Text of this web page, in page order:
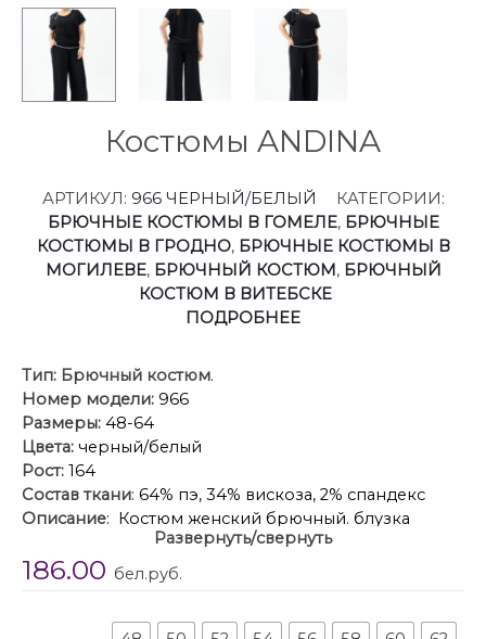
Костюмы ANDINA
АРТИКУЛ: 966 ЧЕРНЫЙ/БЕЛЫЙ
КАТЕГОРИИ:
БРЮЧНЫЕ КОСТЮМЫ В ГОМЕЛЕ, БРЮЧНЫЕ
КОСТЮМЫ В ГРОДНО, БРЮЧНЫЕ КОСТЮМЫ В
МОГИЛЕВЕ, БРЮЧНЫЙ КОСТЮМ, БРЮЧНЫЙ
КОСТЮМ В ВИТЕБСКЕ
ПОДРОБНЕЕ
Тип: Брючный костюм.
Номер модели: 966
Размеры: 48-64
Цвета: черный/белый
Рост: 164
Состав ткани: 64% пэ, 34% вискоза, 2% спандекс
Описание: Костюм женский брючный. блузка
прямого силуэта, с асимметричными спущенными
плечами, с контрастной окантовкой. Брюки
Развернуть/свернуть
186.00 бел.руб.